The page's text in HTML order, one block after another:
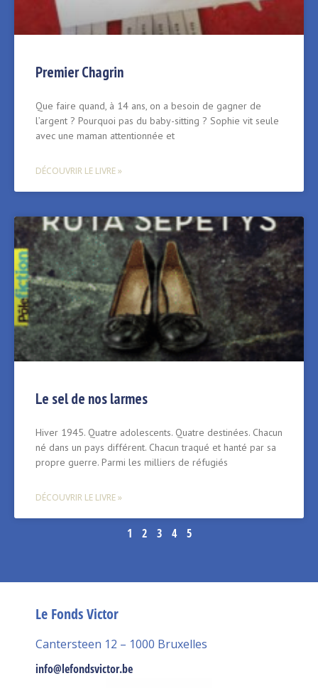
Premier Chagrin
Que faire quand, à 14 ans, on a besoin de gagner de
l’argent ? Pourquoi pas du baby-sitting ? Sophie vit seule
avec une maman attentionnée et
DÉCOUVRIR LE LIVRE »
Le sel de nos larmes
Hiver 1945. Quatre adolescents. Quatre destinées. Chacun
né dans un pays différent. Chacun traqué et hanté par sa
propre guerre. Parmi les milliers de réfugiés
DÉCOUVRIR LE LIVRE »
1 2 3 4 5
Le Fonds Victor
Cantersteen 12 – 1000 Bruxelles
info@lefondsvictor.be